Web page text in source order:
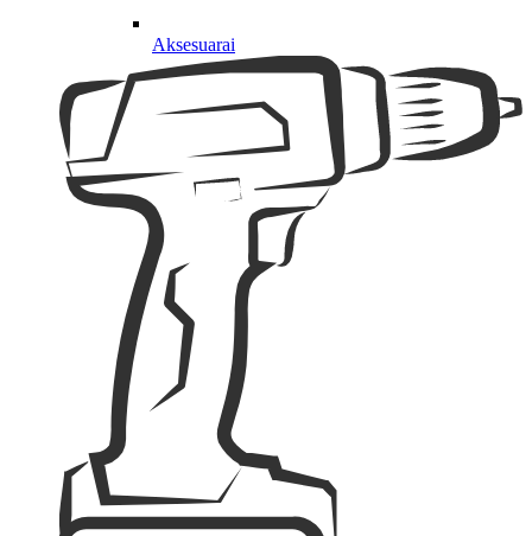
Aksesuarai